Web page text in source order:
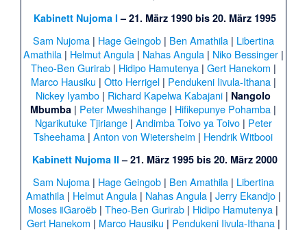
Kabinett Nujoma I – 21. März 1990 bis 20. März 1995
Sam Nujoma| Hage Geingob| Ben Amathila| Libertina
Amathila| Helmut Angula| Nahas Angula| Niko Bessinger|
Theo-Ben Gurirab| Hidipo Hamutenya| Gert Hanekom |
Marco Hausiku | Otto Herrigel| Pendukeni Iivula-Ithana|
Nickey Iyambo | Richard Kapelwa Kabajani | Nangolo
Mbumba | Peter Mweshihange | Hifikepunye Pohamba |
Ngarikutuke Tjiriange| Andimba Toivo ya Toivo| Peter
Tsheehama |Anton von Wietersheim | Hendrik Witbooi
Kabinett Nujoma II – 21. März 1995 bis 20. März 2000
Sam Nujoma| Hage Geingob| Ben Amathila| Libertina
Amathila| Helmut Angula| Nahas Angula| Jerry Ekandjo|
Moses ǁGaroëb |Theo-Ben Gurirab | Hidipo Hamutenya |
Gert Hanekom | Marco Hausiku | Pendukeni Iivula-Ithana|